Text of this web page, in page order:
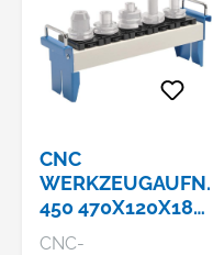
CNC
WERKZEUGAUFN.
450 470X120X180,
STAHLBLECH
CNC-